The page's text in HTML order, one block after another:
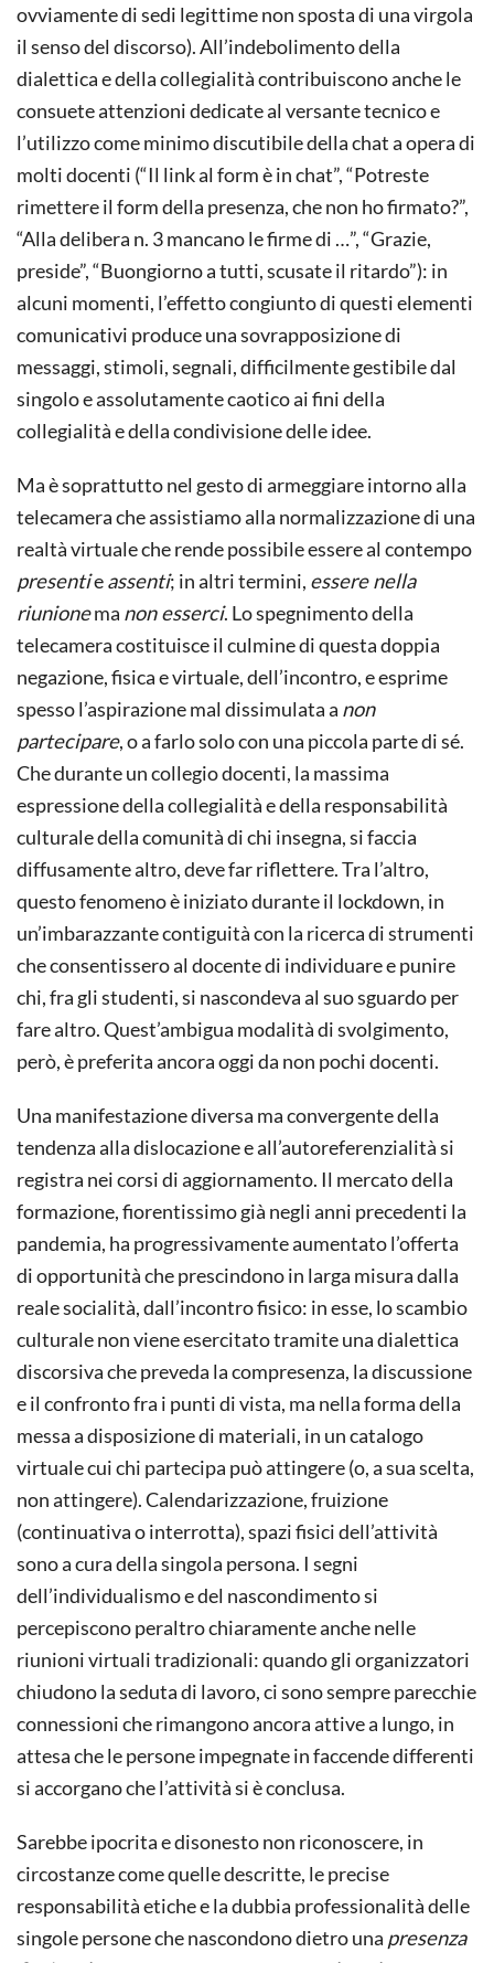
ovviamente di sedi legittime non sposta di una virgola
il senso del discorso). All’indebolimento della
dialettica e della collegialità contribuiscono anche le
consuete attenzioni dedicate al versante tecnico e
l’utilizzo come minimo discutibile della chat a opera di
molti docenti (“Il link al form è in chat”, “Potreste
rimettere il form della presenza, che non ho firmato?”,
“Alla delibera n. 3 mancano le firme di …”, “Grazie,
preside”, “Buongiorno a tutti, scusate il ritardo”): in
alcuni momenti, l’effetto congiunto di questi elementi
comunicativi produce una sovrapposizione di
messaggi, stimoli, segnali, difficilmente gestibile dal
singolo e assolutamente caotico ai fini della
collegialità e della condivisione delle idee.
Ma è soprattutto nel gesto di armeggiare intorno alla
telecamera che assistiamo alla normalizzazione di una
realtà virtuale che rende possibile essere al contempo
presentieassenti; in altri termini, essere nella
riunionema non esserci. Lo spegnimento della
telecamera costituisce il culmine di questa doppia
negazione, fisica e virtuale, dell’incontro, e esprime
spesso l’aspirazione mal dissimulata a non
partecipare, o a farlo solo con una piccola parte di sé.
Che durante un collegio docenti, la massima
espressione della collegialità e della responsabilità
culturale della comunità di chi insegna, si faccia
diffusamente altro, deve far riflettere. Tra l’altro,
questo fenomeno è iniziato durante il lockdown, in
un’imbarazzante contiguità con la ricerca di strumenti
che consentissero al docente di individuare e punire
chi, fra gli studenti, si nascondeva al suo sguardo per
fare altro. Quest’ambigua modalità di svolgimento,
però, è preferita ancora oggi da non pochi docenti.
Una manifestazione diversa ma convergente della
tendenza alla dislocazione e all’autoreferenzialità si
registra nei corsi di aggiornamento. Il mercato della
formazione, fiorentissimo già negli anni precedenti la
pandemia, ha progressivamente aumentato l’offerta
di opportunità che prescindono in larga misura dalla
reale socialità, dall’incontro fisico: in esse, lo scambio
culturale non viene esercitato tramite una dialettica
discorsiva che preveda la compresenza, la discussione
e il confronto fra i punti di vista, ma nella forma della
messa a disposizione di materiali, in un catalogo
virtuale cui chi partecipa può attingere (o, a sua scelta,
non attingere). Calendarizzazione, fruizione
(continuativa o interrotta), spazi fisici dell’attività
sono a cura della singola persona. I segni
dell’individualismo e del nascondimento si
percepiscono peraltro chiaramente anche nelle
riunioni virtuali tradizionali: quando gli organizzatori
chiudono la seduta di lavoro, ci sono sempre parecchie
connessioni che rimangono ancora attive a lungo, in
attesa che le persone impegnate in faccende differenti
si accorgano che l’attività si è conclusa.
Sarebbe ipocrita e disonesto non riconoscere, in
circostanze come quelle descritte, le precise
responsabilità etiche e la dubbia professionalità delle
singole persone che nascondono dietro una presenza